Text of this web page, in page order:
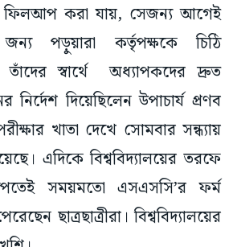
ফিলআপ করা যায়, সেজন্য আগেই
পড়ুয়ারা কর্তৃপক্ষকে চিঠি
তাঁদের স্বার্থে অধ্যাপকদের দ্রুত
নির্দেশ দিয়েছিলেন উপাচার্য প্রণব
খাতা দেখে সোমবার সন্ধ্যায়
এদিকে বিশ্ববিদ্যালয়ের তরফে
সময়মতো এসএসসি’র ফর্ম
ছাত্রছাত্রীরা। বিশ্ববিদ্যালয়ের